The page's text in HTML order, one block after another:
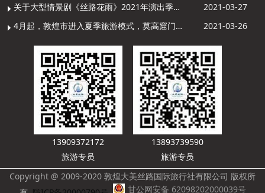
关于大型情景剧《丝路花雨》2021年演出季开演的通知
2021-03-27
4月起，敦煌市进入夏季旅游模式，莫高窟门票价格调整
2021-03-26
13909372172
旅游专员
13893739590
旅游专员
Copyright @ 2009-2020 敦煌大美丝路国际旅行社有限公司 版权所
甘公网安备 62098202000039号